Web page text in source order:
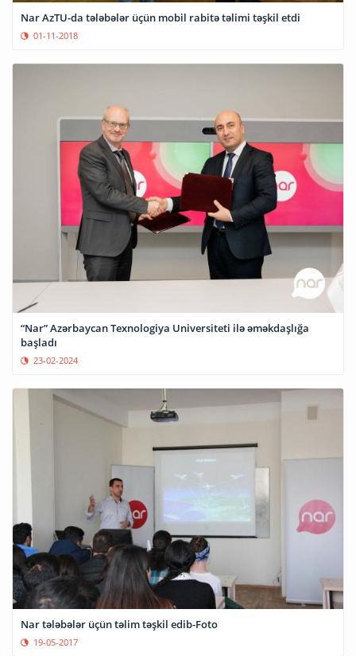
Nar AzTU-da tələbələr üçün mobil rabitə təlimi təşkil etdi
01-11-2018
“Nar” Azərbaycan Texnologiya Universiteti ilə əməkdaşlığa
başladı
23-02-2024
Nar tələbələr üçün təlim təşkil edib-Foto
19-05-2017